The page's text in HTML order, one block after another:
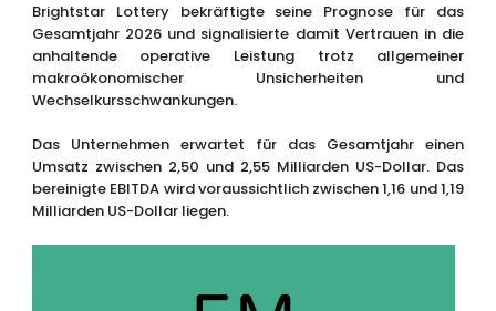
Brightstar Lottery bekräftigte seine Prognose für das
Gesamtjahr 2026 und signalisierte damit Vertrauen in die
anhaltende operative Leistung trotz allgemeiner
makroökonomischer Unsicherheiten und
Wechselkursschwankungen.
Das Unternehmen erwartet für das Gesamtjahr einen
Umsatz zwischen 2,50 und 2,55 Milliarden US-Dollar. Das
bereinigte EBITDA wird voraussichtlich zwischen 1,16 und 1,19
Milliarden US-Dollar liegen.